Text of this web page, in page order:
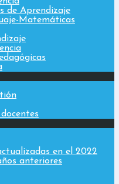
de Aprendizaje
Matemáticas
en el 2022
anteriores